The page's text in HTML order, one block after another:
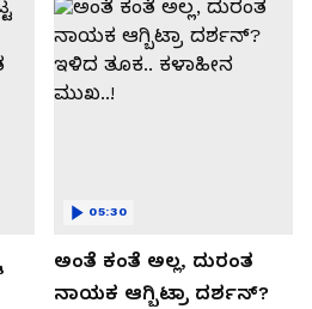
ಅಂತೆ ಕಂತೆ ಅಲ್ಲ, ದುರಂತ
ನಾಯಕ ಆಗ್ಬಿಟ್ರಾ ದರ್ಶನ್?
05:30